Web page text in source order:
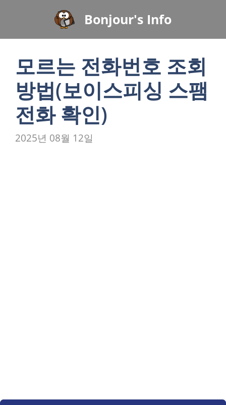
Bonjour's Info
모르는 전화번호 조회
방법(보이스피싱 스팸
전화 확인)
2025년 08월 12일